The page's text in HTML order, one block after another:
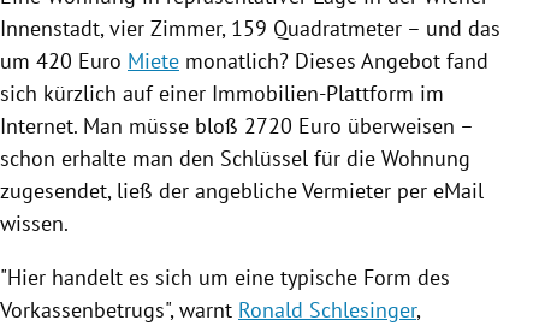
Innenstadt, vier Zimmer, 159 Quadratmeter – und das
um 420 Euro Miete monatlich? Dieses Angebot fand
sich kürzlich auf einer Immobilien-Plattform im
Internet. Man müsse bloß 2720 Euro überweisen –
schon erhalte man den Schlüssel für die Wohnung
zugesendet, ließ der angebliche Vermieter per eMail
wissen.
"Hier handelt es sich um eine typische Form des
Vorkassenbetrugs", warnt Ronald Schlesinger,